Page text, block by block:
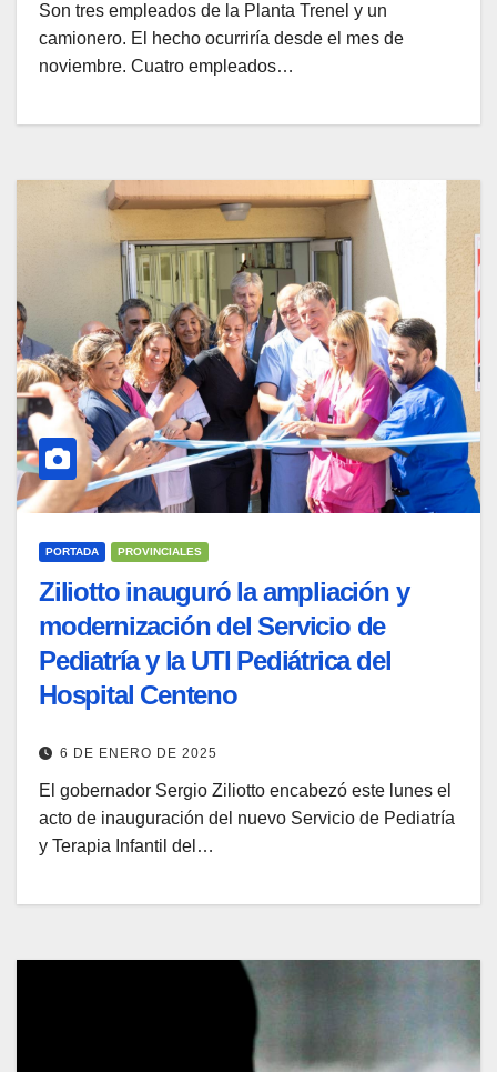
Son tres empleados de la Planta Trenel y un
camionero. El hecho ocurriría desde el mes de
noviembre. Cuatro empleados…
PORTADA PROVINCIALES
Ziliotto inauguró la ampliación y
modernización del Servicio de
Pediatría y la UTI Pediátrica del
Hospital Centeno
6 DE ENERO DE 2025
El gobernador Sergio Ziliotto encabezó este lunes el
acto de inauguración del nuevo Servicio de Pediatría
y Terapia Infantil del…